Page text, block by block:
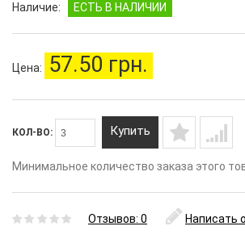
Наличие:
ЕСТЬ В НАЛИЧИИ
Цена: 57.50 грн.
КОЛ-ВО: Купить
Минимальное количество заказа этого
Отзывов: 0 Написать